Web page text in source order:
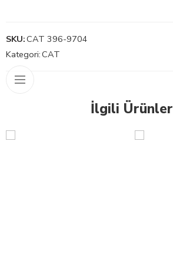
SKU:CAT 396-9704
Kategori:CAT
İlgili Ürünler